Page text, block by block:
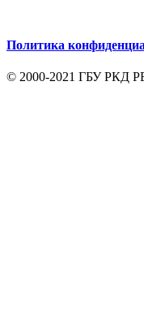
Политика
© 2000-2021 ГБУ